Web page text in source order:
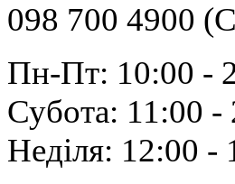
098 700 4900
Пн-Пт: 10:00 -
Субота: 11:00 -
Неділя: 12:00 -